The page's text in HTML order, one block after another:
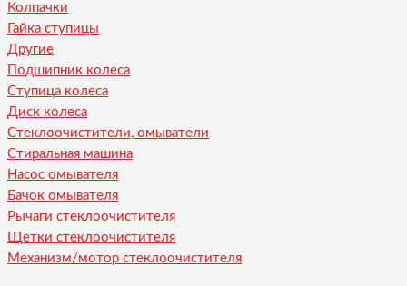
Колпачки
Гайка ступицы
Другие
Подшипник колеса
Ступица колеса
Диск колеса
Стеклоочистители, омыватели
Стиральная машина
Насос омывателя
Бачок омывателя
Рычаги стеклоочистителя
Щетки стеклоочистителя
Механизм/мотор стеклоочистителя